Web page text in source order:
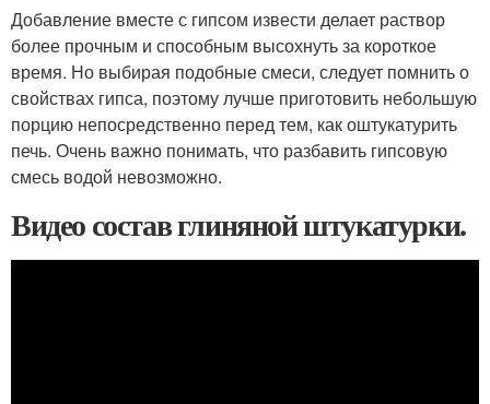
Добавление вместе с гипсом извести делает раствор
более прочным и способным высохнуть за короткое
время. Но выбирая подобные смеси, следует помнить о
свойствах гипса, поэтому лучше приготовить небольшую
порцию непосредственно перед тем, как оштукатурить
печь. Очень важно понимать, что разбавить гипсовую
смесь водой невозможно.
Видео состав глиняной штукатурки.